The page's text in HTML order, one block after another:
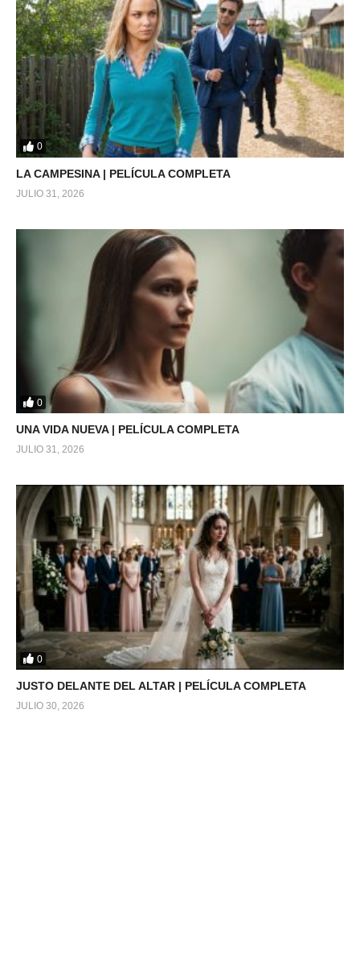
0
LA CAMPESINA | PELÍCULA COMPLETA
JULIO 31, 2026
0
UNA VIDA NUEVA | PELÍCULA COMPLETA
JULIO 31, 2026
0
JUSTO DELANTE DEL ALTAR | PELÍCULA COMPLETA
JULIO 30, 2026